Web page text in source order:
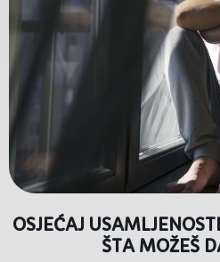
OSJEĆAJ
ŠTA MOŽEŠ